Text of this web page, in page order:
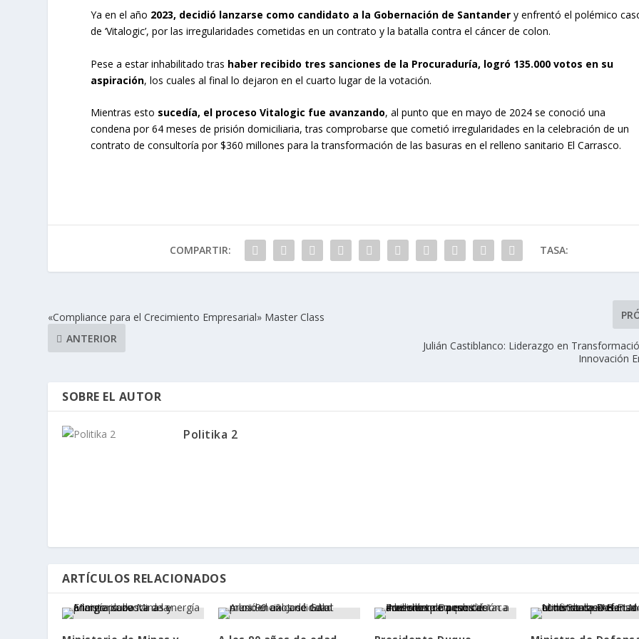
Ya en el año 2023, decidió lanzarse como candidato a la Gobernación de Santandery enfrentó el polémico
de ‘Vitalogic’, por las irregularidades cometidas en un contrato y la batalla contra el cáncer de colon.
Pese a estar inhabilitado tras haber recibido tres sanciones de la Procuraduría, logró 135.000 votos en su
aspiración, los cuales al final lo dejaron en el cuarto lugar de la votación.
Mientras esto sucedía, el proceso Vitalogic fue avanzando, al punto que en mayo de 2024 se conoció una
condena por 64 meses de prisión domiciliaria, tras comprobarse que cometió irregularidades en la celebración de un
contrato de consultoría por $360 millones para la transformación de las basuras en el relleno sanitario El Carrasco.
COMPARTIR: TASA:
«Compliance para el Crecimiento Empresarial» Master Class
ANTERIOR
Julián Castiblanco: Liderazgo en
Innovación
SOBRE EL AUTOR
Politika 2
ARTÍCULOS RELACIONADOS